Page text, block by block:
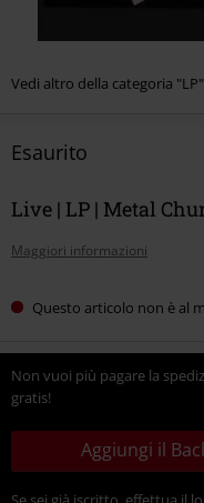
Vedi altro della categoria "LP"
Esaurito
Live | LP | Metal
Maggiori informazioni
Questo articolo non è al
Non vuoi più pagare la
gratis!
Aggiungi il